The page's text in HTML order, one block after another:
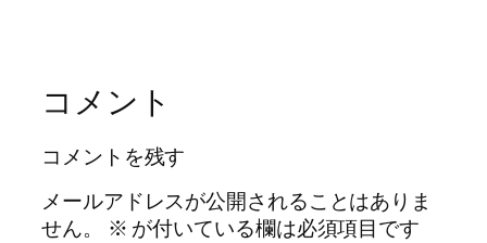
コメント
コメントを残す
メールアドレスが公開されることはありま
せん。
※ が付いている欄は必須項目です